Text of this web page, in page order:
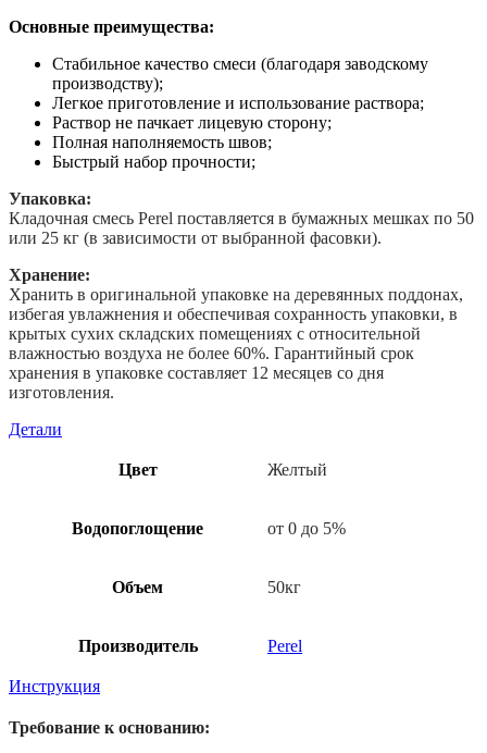
Основные преимущества:
Стабильное качество смеси (благодаря заводскому
производству);
Легкое приготовление и использование раствора;
Раствор не пачкает лицевую сторону;
Полная наполняемость швов;
Быстрый набор прочности;
Упаковка:
Кладочная cмесь Perel поставляется в бумажных мешках по 50
или 25 кг (в зависимости от выбранной фасовки).
Хранение:
Хранить в оригинальной упаковке на деревянных поддонах,
избегая увлажнения и обеспечивая сохранность упаковки, в
крытых сухих складских помещениях с относительной
влажностью воздуха не более 60%. Гарантийный срок
хранения в упаковке составляет 12 месяцев со дня
изготовления.
Детали
Цвет Желтый
Водопоглощение от 0 до 5%
Объем 50кг
Производитель Perel
Инструкция
Требование к основанию: